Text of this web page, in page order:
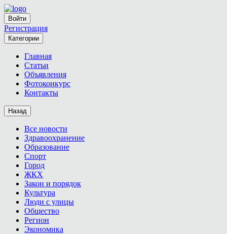
Войти
Регистрация
Категории
Главная
Статьи
Объявления
Фотоконкурс
Контакты
Назад
Все новости
Здравоохранение
Образование
Спорт
Город
ЖКХ
Закон и порядок
Культура
Люди с улицы
Общество
Регион
Экономика